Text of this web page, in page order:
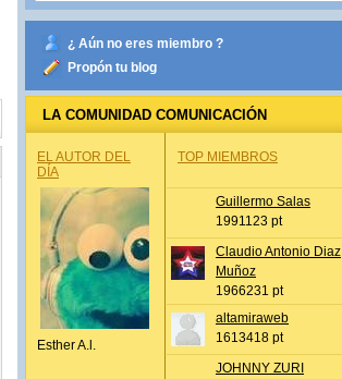
¿ Aún no eres miembro ?
Propón tu blog
LA COMUNIDAD COMUNICACIÓN
EL AUTOR DEL
DÍA
Esther A.l.
TOP MIEMBROS
Guillermo Salas
1991123 pt
Claudio Antonio Diaz
Muñoz
1966231 pt
altamiraweb
1613418 pt
JOHNNY ZURI